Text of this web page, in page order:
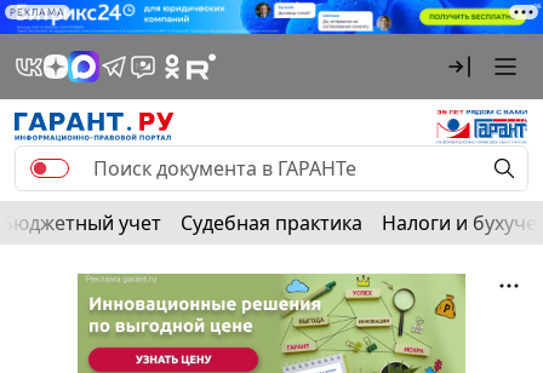
РЕКЛАМА
Бюджетный учет Судебная практика Налоги и